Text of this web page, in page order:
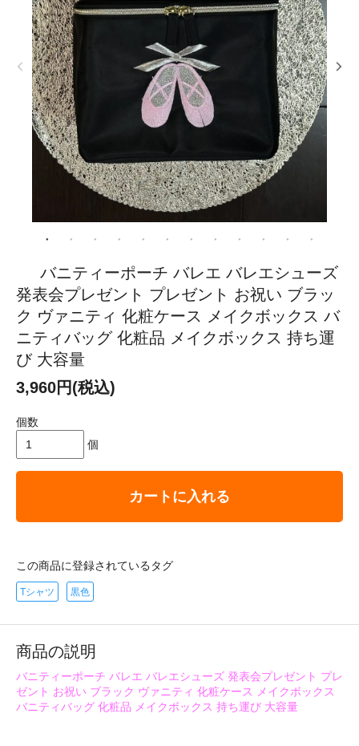
バニティーポーチ バレエ バレエシューズ
発表会プレゼント プレゼント お祝い ブラッ
ク ヴァニティ 化粧ケース メイクボックス バ
ニティバッグ 化粧品 メイクボックス 持ち運
び 大容量
3,960円(税込)
個数
個
カートに入れる
この商品に登録されているタグ
Tシャツ 黒色
商品の説明
バニティーポーチ バレエ バレエシューズ 発表会プレゼント プレ
ゼント お祝い ブラック ヴァニティ 化粧ケース メイクボックス
バニティバッグ 化粧品 メイクボックス 持ち運び 大容量